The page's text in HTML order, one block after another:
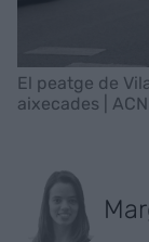
El peatge de
aixecades | ACN